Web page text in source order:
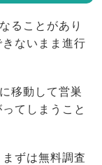
ることがあり
ないまま進行
移動して営巣
てしまうこと
ずは無料調査